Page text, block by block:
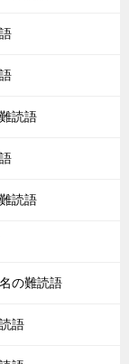
読語
読語
の難読語
語